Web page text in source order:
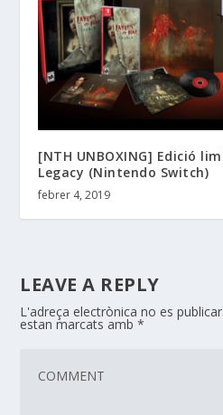
[NTH UNBOXING] Edició
Legacy (Nintendo Switch)
febrer 4, 2019
LEAVE A REPLY
L'adreça electrònica no es
estan marcats amb*